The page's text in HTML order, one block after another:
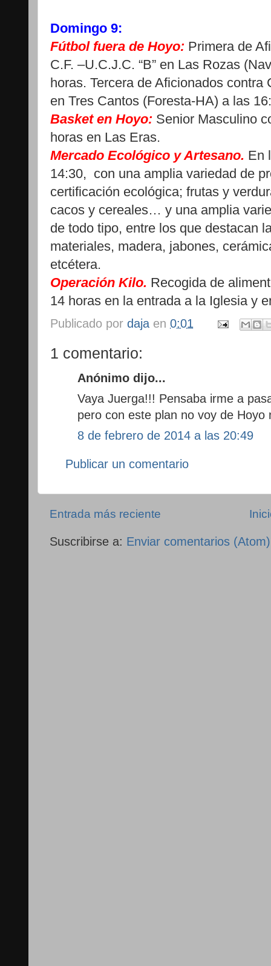
Domingo 9:
Fútbol fuera de Hoyo: Primera de
C.F. –U.C.J.C. “B” en Las Rozas
horas. Tercera de Aficionados contra
en Tres Cantos (Foresta-HA) a las
Basket en Hoyo: Senior Masculino
horas en Las Eras.
Mercado Ecológico y Artesano. En
14:30, con una amplia variedad de
certificación ecológica; frutas y
cacos y cereales… y una amplia
de todo tipo, entre los que destacan
materiales, madera, jabones,
etcétera.
Operación Kilo. Recogida de
14 horas en la entrada a la Iglesia y
Publicado por daja en 0:01
1 comentario:
Anónimo dijo...
Vaya Juerga!!! Pensaba irme a
pero con este plan no voy de Hoyo
8 de febrero de 2014 a las 20:49
Publicar un comentario
Entrada más reciente
Suscribirse a: Enviar comentarios (Atom)